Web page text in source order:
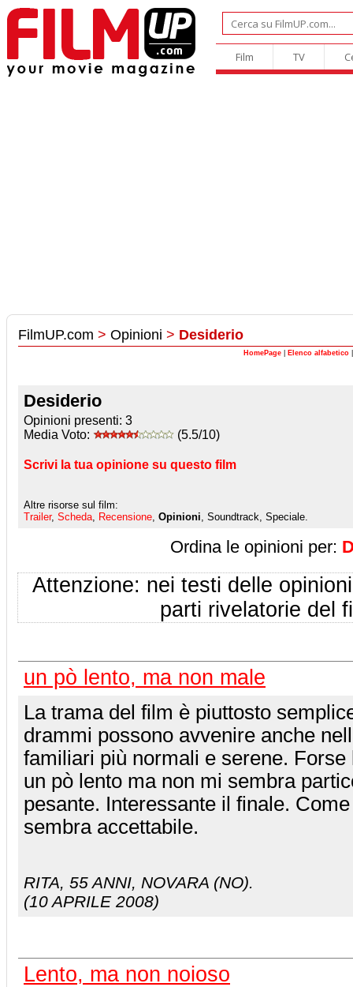
Film TV
FilmUP.com > Opinioni > Desiderio
HomePage Elenco alfabetico
Desiderio
Opinioni presenti: 3
Media Voto:
(5.5/10)
Scrivi la tua opinione su questo film
Altre risorse sul film:
Trailer, Scheda Recensione Opinioni , Soundtrack, Speciale.
Ordina le opinioni per:
Attenzione: nei testi delle
parti rivelatorie del
un pò lento, ma non male
La trama del film è piuttosto
drammi possono avvenire anche
familiari più normali e serene. Forse
un pò lento ma non mi sembra
pesante. Interessante il finale.
sembra accettabile.
RITA, 55 ANNI, NOVARA (NO).
(10 APRILE 2008)
Lento, ma non noioso